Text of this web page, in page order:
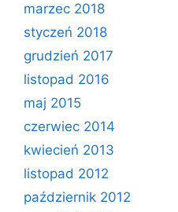
marzec 2018
styczeń 2018
grudzień 2017
listopad 2016
maj 2015
czerwiec 2014
kwiecień 2013
listopad 2012
październik 2012